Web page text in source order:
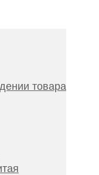
товара